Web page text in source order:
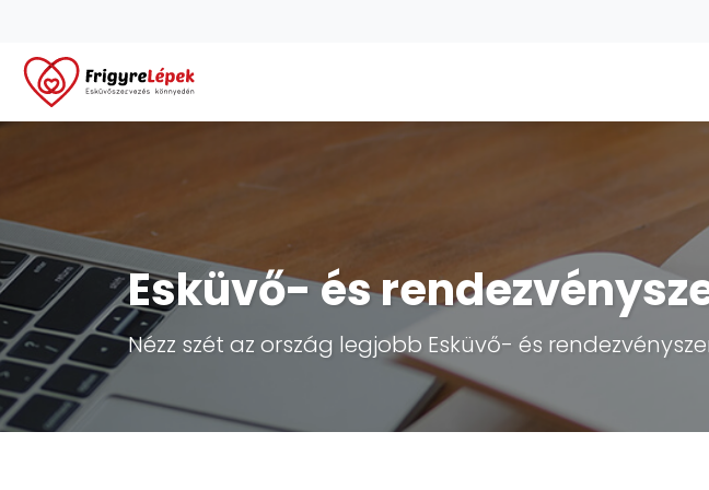
Esküvő- és
Nézz szét az ország legjobb Esküvő- és